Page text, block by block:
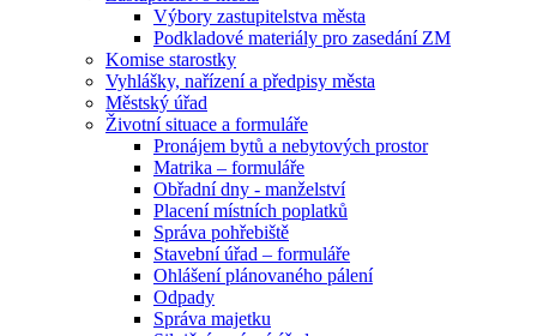
Výbory zastupitelstva města
Podkladové materiály pro zasedání ZM
Komise starostky
Vyhlášky, nařízení a předpisy města
Městský úřad
Životní situace a formuláře
Pronájem bytů a nebytových prostor
Matrika – formuláře
Obřadní dny - manželství
Placení místních poplatků
Správa pohřebiště
Stavební úřad – formuláře
Ohlášení plánovaného pálení
Odpady
Správa majetku